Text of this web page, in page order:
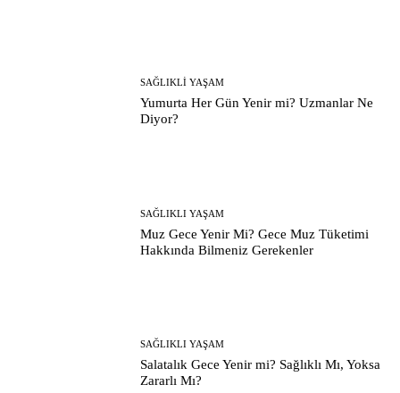
SAĞLIKLI YAŞAM
Yumurta Her Gün Yenir mi? Uzmanlar Ne
Diyor?
SAĞLIKLI YAŞAM
Muz Gece Yenir Mi? Gece Muz Tüketimi
Hakkında Bilmeniz Gerekenler
SAĞLIKLI YAŞAM
Salatalık Gece Yenir mi? Sağlıklı Mı, Yoksa
Zararlı Mı?